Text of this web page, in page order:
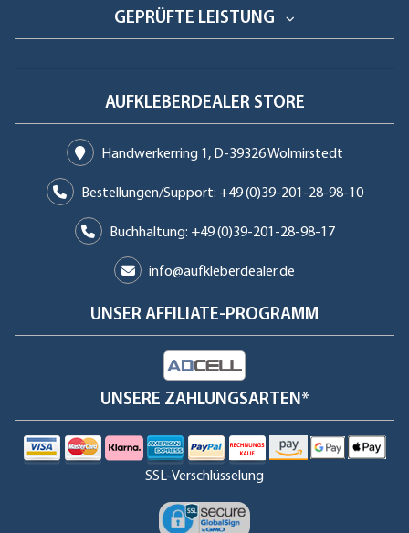
GEPRÜFTE LEISTUNG
AUFKLEBERDEALER STORE
Handwerkerring 1, D-39326 Wolmirstedt
Bestellungen/Support: +49 (0)39-201-28-98-10
Buchhaltung: +49 (0)39-201-28-98-17
info@aufkleberdealer.de
UNSER AFFILIATE-PROGRAMM
UNSERE ZAHLUNGSARTEN*
SSL-Verschlüsselung